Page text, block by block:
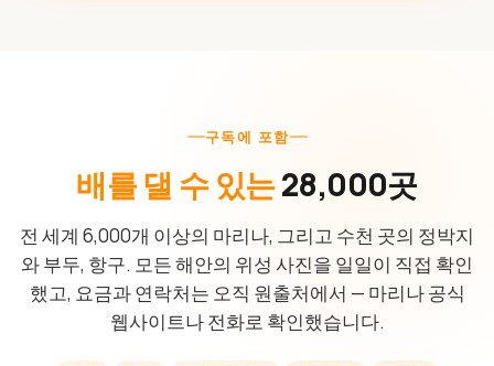
구독에 포함
배를 댈 수 있는28,000곳
전 세계 6,000개 이상의 마리나, 그리고 수천 곳의 정박지
와 부두, 항구. 모든 해안의 위성 사진을 일일이 직접 확인
했고, 요금과 연락처는 오직 원출처에서 — 마리나 공식
웹사이트나 전화로 확인했습니다.